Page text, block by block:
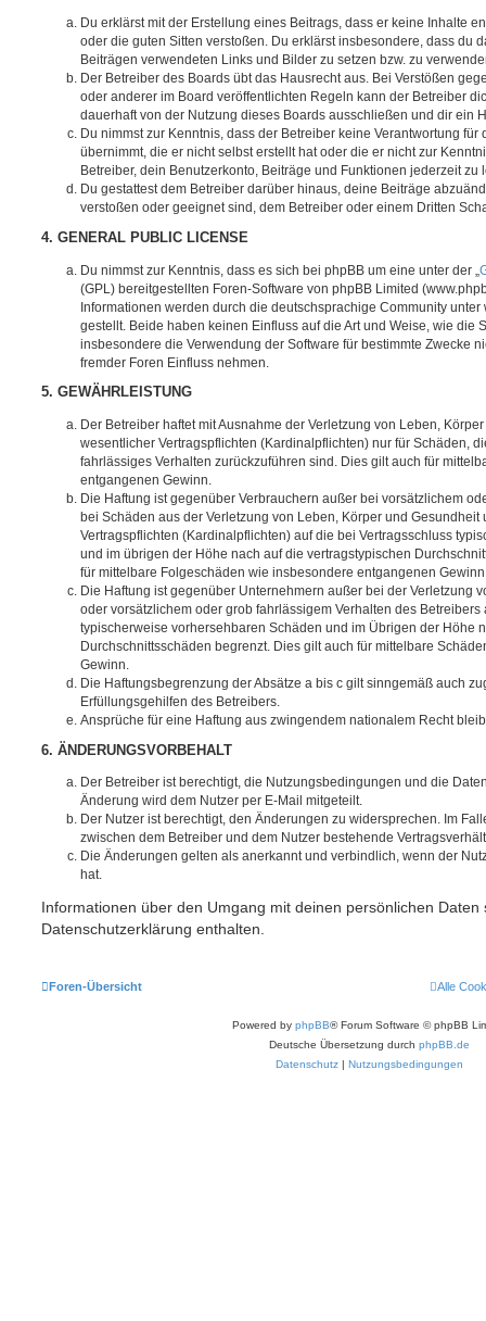
Du erklärst mit der Erstellung eines Beitrags, dass er keine Inhalte
oder die guten Sitten verstoßen. Du erklärst insbesondere, dass du
Beiträgen verwendeten Links und Bilder zu setzen bzw. zu
Der Betreiber des Boards übt das Hausrecht aus. Bei Verstößen
oder anderer im Board veröffentlichten Regeln kann der Betreiber
dauerhaft von der Nutzung dieses Boards ausschließen und dir ein
Du nimmst zur Kenntnis, dass der Betreiber keine Verantwortung für
übernimmt, die er nicht selbst erstellt hat oder die er nicht zur
Betreiber, dein Benutzerkonto, Beiträge und Funktionen jederzeit zu
Du gestattest dem Betreiber darüber hinaus, deine Beiträge
verstoßen oder geeignet sind, dem Betreiber oder einem Dritten
4. GENERAL PUBLIC LICENSE
Du nimmst zur Kenntnis, dass es sich bei phpBB um eine unter der „
(GPL) bereitgestellten Foren-Software von phpBB Limited
Informationen werden durch die deutschsprachige Community unter
gestellt. Beide haben keinen Einfluss auf die Art und Weise, wie die
insbesondere die Verwendung der Software für bestimmte Zwecke
fremder Foren Einfluss nehmen.
5. GEWÄHRLEISTUNG
Der Betreiber haftet mit Ausnahme der Verletzung von Leben,
wesentlicher Vertragspflichten (Kardinalpflichten) nur für Schäden,
fahrlässiges Verhalten zurückzuführen sind. Dies gilt auch für
entgangenen Gewinn.
Die Haftung ist gegenüber Verbrauchern außer bei vorsätzlichem
bei Schäden aus der Verletzung von Leben, Körper und
Vertragspflichten (Kardinalpflichten) auf die bei Vertragsschluss
und im übrigen der Höhe nach auf die vertragstypischen
für mittelbare Folgeschäden wie insbesondere entgangenen
Die Haftung ist gegenüber Unternehmern außer bei der Verletzung
oder vorsätzlichem oder grob fahrlässigem Verhalten des Betreibers
typischerweise vorhersehbaren Schäden und im Übrigen der Höhe
Durchschnittsschäden begrenzt. Dies gilt auch für mittelbare
Gewinn.
Die Haftungsbegrenzung der Absätze a bis c gilt sinngemäß auch
Erfüllungsgehilfen des Betreibers.
Ansprüche für eine Haftung aus zwingendem nationalem Recht
6. ÄNDERUNGSVORBEHALT
Der Betreiber ist berechtigt, die Nutzungsbedingungen und die
Änderung wird dem Nutzer per E-Mail mitgeteilt.
Der Nutzer ist berechtigt, den Änderungen zu widersprechen. Im
zwischen dem Betreiber und dem Nutzer bestehende
Die Änderungen gelten als anerkannt und verbindlich, wenn der
hat.
Informationen über den Umgang mit deinen persönlichen Daten
Datenschutzerklärung enthalten.
Foren-Übersicht Alle
Powered by phpBB® Forum Software © phpBB
Deutsche Übersetzung durch phpBB.de
Datenschutz | Nutzungsbedingungen